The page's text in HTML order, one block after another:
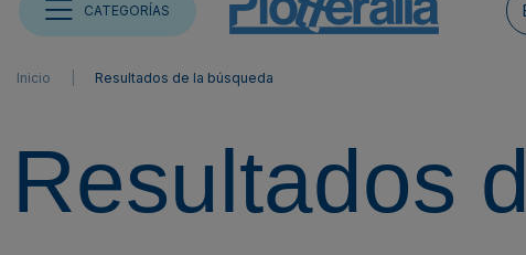
CATEGORÍAS
Inicio Resultados de la búsqueda
Resultados